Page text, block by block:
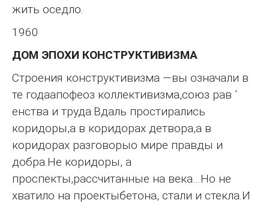
жить оседло.
1960
ДОМ ЭПОХИ КОНСТРУКТИВИЗМА
Строения конструктивизма —вы означали в
те годаапофеоз коллективизма,союз рав ’
енства и труда.Вдаль простирались
коридоры,а в коридорах детвора,а в
коридорах разговорыо мире правды и
добра.Не коридоры, а
проспекты,рассчитанные на века…Но не
хватило на проектыбетона, стали и стекла.И